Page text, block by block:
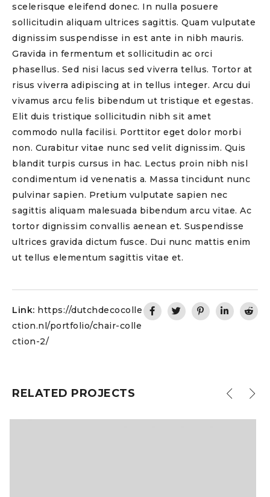
scelerisque eleifend donec. In nulla posuere
sollicitudin aliquam ultrices sagittis. Quam vulputate
dignissim suspendisse in est ante in nibh mauris.
Gravida in fermentum et sollicitudin ac orci
phasellus. Sed nisi lacus sed viverra tellus. Tortor at
risus viverra adipiscing at in tellus integer. Arcu dui
vivamus arcu felis bibendum ut tristique et egestas.
Elit duis tristique sollicitudin nibh sit amet
commodo nulla facilisi. Porttitor eget dolor morbi
non. Curabitur vitae nunc sed velit dignissim. Quis
blandit turpis cursus in hac. Lectus proin nibh nisl
condimentum id venenatis a. Massa tincidunt nunc
pulvinar sapien. Pretium vulputate sapien nec
sagittis aliquam malesuada bibendum arcu vitae. Ac
tortor dignissim convallis aenean et. Suspendisse
ultrices gravida dictum fusce. Dui nunc mattis enim
ut tellus elementum sagittis vitae et.
Link: https://dutchdecocolle
ction.nl/portfolio/chair-colle
ction-2/
RELATED PROJECTS